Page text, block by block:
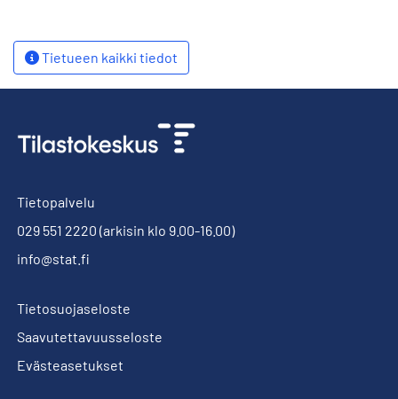
Tietueen kaikki tiedot
Tietopalvelu
029 551 2220 (arkisin klo 9.00-16.00)
info@stat.fi
Tietosuojaseloste
Saavutettavuusseloste
Evästeasetukset